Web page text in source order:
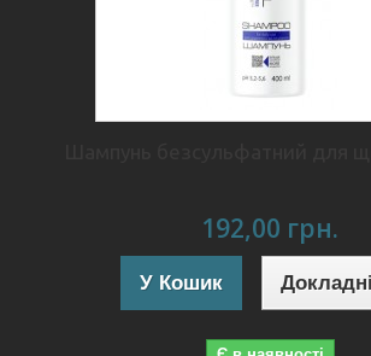
192,00 грн.
У Кошик